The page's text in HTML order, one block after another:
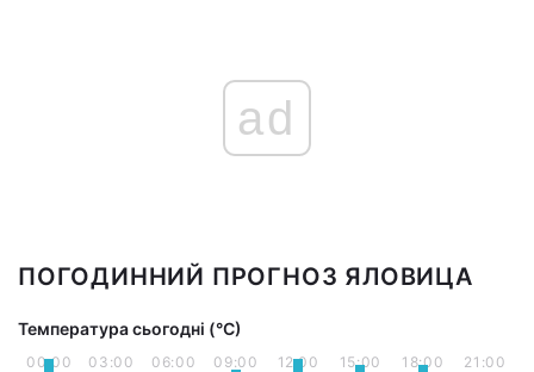
ad
ПОГОДИННИЙ ПРОГНОЗ ЯЛОВИЦА
Температура сьогодні (°С)
00:00 03:00 06:00 09:00 12:00 15:00 18:00 21:00